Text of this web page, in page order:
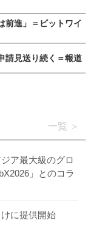
前進」＝ビットワイ
請見送り続く＝報道
一覧
ア最大級のグロ
」とのコラ
に提供開始